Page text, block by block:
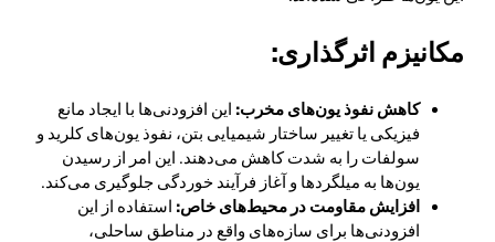
مکانیزم اثرگذاری:
کاهش نفوذ یون‌های مخرب: این افزودنی‌ها با ایجاد مانع
فیزیکی یا تغییر ساختار شیمیایی بتن، نفوذ یون‌های کلرید و
سولفات را به شدت کاهش می‌دهند. این امر از رسیدن
یون‌ها به میلگردها و آغاز فرآیند خوردگی جلوگیری می‌کند.
افزایش مقاومت در محیط‌های خاص: استفاده از این
افزودنی‌ها برای سازه‌های واقع در مناطق ساحلی،